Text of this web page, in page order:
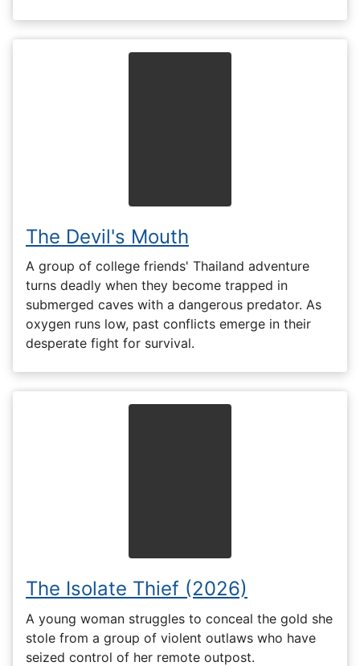
The Devil's Mouth
A group of college friends' Thailand adventure
turns deadly when they become trapped in
submerged caves with a dangerous predator. As
oxygen runs low, past conflicts emerge in their
desperate fight for survival.
The Isolate Thief (2026)
A young woman struggles to conceal the gold she
stole from a group of violent outlaws who have
seized control of her remote outpost.